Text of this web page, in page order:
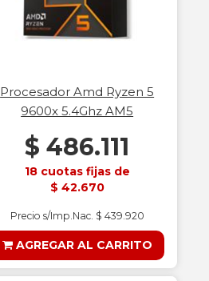
Procesador Amd Ryzen 5
9600x 5.4Ghz AM5
$ 486.111
18 cuotas fijas de
$ 42.670
Precio s/Imp.Nac. $ 439.920
AGREGAR AL CARRITO